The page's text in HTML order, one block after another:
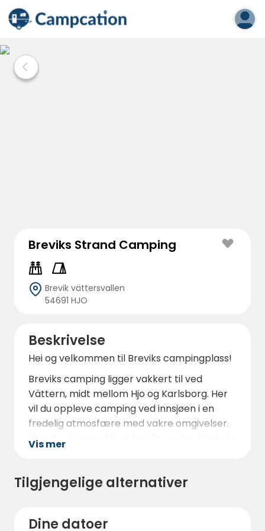
Breviks Strand Camping
Brevik vättersvallen
54691 HJO
Beskrivelse
Hei og velkommen til Breviks campingplass!
Breviks camping ligger vakkert til ved
Vättern, midt mellom Hjo og Karlsborg. Her
vil du oppleve camping ved innsjøen i en
fredelig atmosfære med vakre omgivelser.
Hvis du vil ta med hunden din, er den hjertelig
Her finner du store plasser for
campingvogner og bobiler med og uten
70 meter fra kysten. Nede ved vannet finner
Vis mer
Tilgjengelige alternativer
Dine datoer